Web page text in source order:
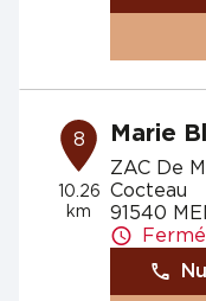
8
10.26
km
Marie
ZAC De
Cocteau
91540